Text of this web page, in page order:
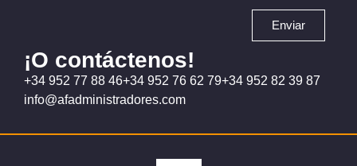
Enviar
¡O contáctenos!
+34 952 77 88 46+34 952 76 62 79+34 952 82 39 87
info@afadministradores.com